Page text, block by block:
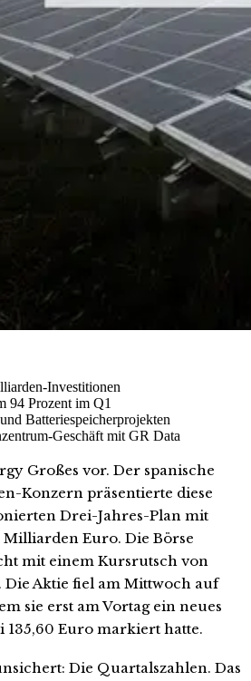
Investitionen
94 Prozent im Q1
Batteriespeicherprojekten
Geschäft mit GR Data
Großes vor. Der spanische
Konzern präsentierte diese
Drei-Jahres-Plan mit
Euro. Die Börse
mit einem Kursrutsch von
Die Aktie fiel am Mittwoch auf
sie erst am Vortag ein neues
135,60 Euro markiert hatte.
Die Quartalszahlen. Das